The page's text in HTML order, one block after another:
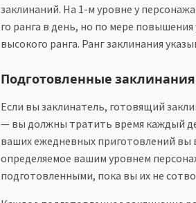
заклинаний. На 1-м уровне у
го ранга в день, но по мере
высокого ранга. Ранг заклинания
Подготовленные
Если вы заклинатель, готовящий
— вы должны тратить время каждый
ваших ежедневных приготовлений вы
определяемое вашим уровнем
подготовленными, пока вы их не